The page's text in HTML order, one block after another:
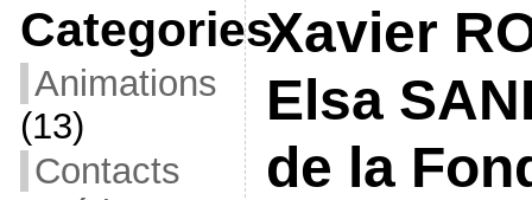
Categories
Animations
(13)
Contacts
Xavier
Elsa
de la